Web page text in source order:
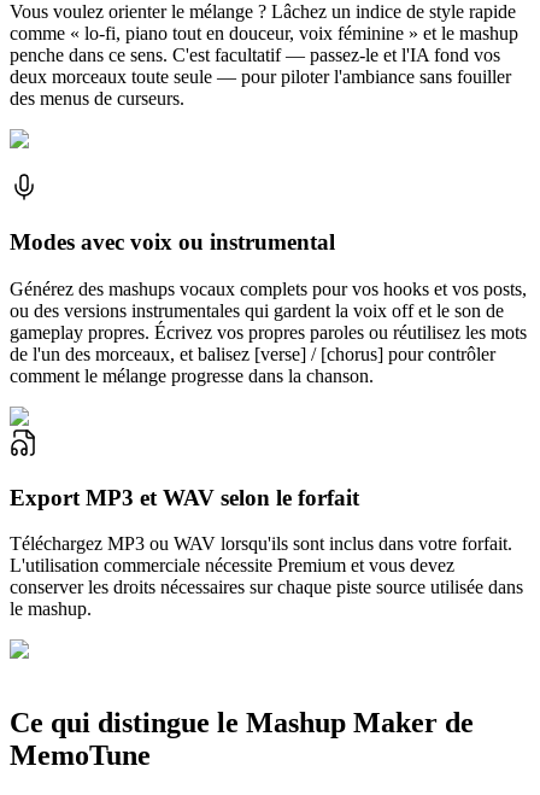
Vous voulez orienter le mélange ? Lâchez un indice de style rapide
comme « lo-fi, piano tout en douceur, voix féminine » et le mashup
penche dans ce sens. C'est facultatif — passez-le et l'IA fond vos
deux morceaux toute seule — pour piloter l'ambiance sans fouiller
des menus de curseurs.
Modes avec voix ou instrumental
Générez des mashups vocaux complets pour vos hooks et vos posts,
ou des versions instrumentales qui gardent la voix off et le son de
gameplay propres. Écrivez vos propres paroles ou réutilisez les mots
de l'un des morceaux, et balisez [verse] / [chorus] pour contrôler
comment le mélange progresse dans la chanson.
Export MP3 et WAV selon le forfait
Téléchargez MP3 ou WAV lorsqu'ils sont inclus dans votre forfait.
L'utilisation commerciale nécessite Premium et vous devez
conserver les droits nécessaires sur chaque piste source utilisée dans
le mashup.
Ce qui distingue le Mashup Maker de
MemoTune